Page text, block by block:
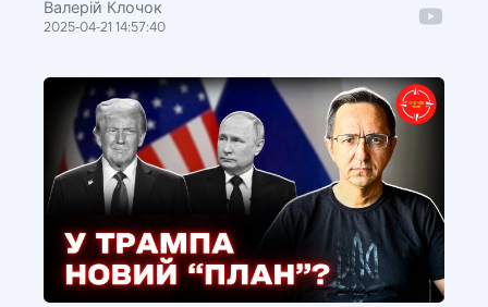
Валерій Клочок
2025-04-21 14:57:40